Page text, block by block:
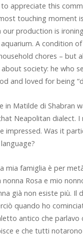
appreciate this
touching moment
our production is
A condition
chores – but
society: he who
and loved for being
in Matilde di Shabran
Neapolitan dialect. I
impressed. Was it
mia famiglia è per
Rosa e mio
già non esiste più.
quando ho
antico che parlavo
e che tutti